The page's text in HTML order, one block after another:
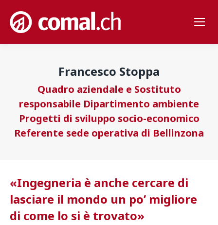
Francesco Stoppa
Quadro aziendale e Sostituto
responsabile Dipartimento ambiente
Progetti di sviluppo socio-economico
Referente sede operativa di Bellinzona
«Ingegneria è anche cercare di
lasciare il mondo un po’ migliore
di come lo si è trovato»